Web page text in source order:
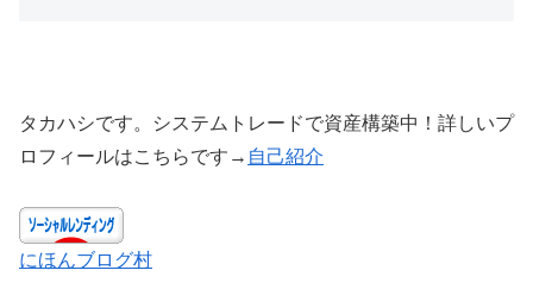
タカハシです。システムトレードで資産構築中！詳しいプ
ロフィールはこちらです→ 自己紹介
にほんブログ村